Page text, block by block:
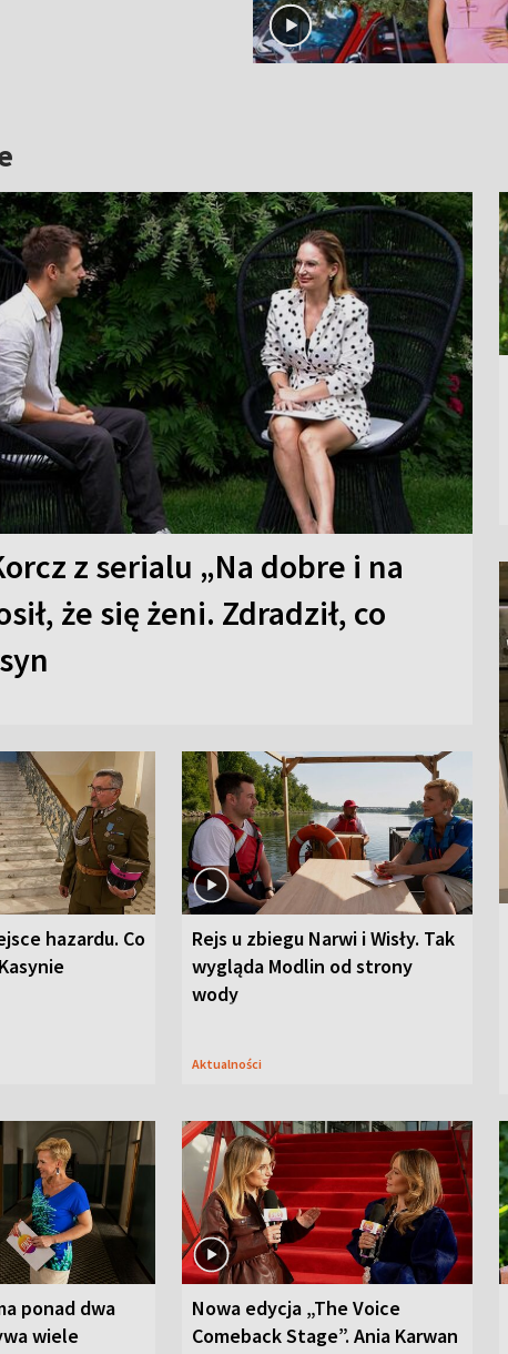
z serialu „Na dobre i na
że się żeni. Zdradził, co
hazardu. Co
Rejs u zbiegu Narwi i Wisły. Tak
wygląda Modlin od strony
wody
Aktualności
ponad dwa
wiele
Nowa edycja „The Voice
Comeback Stage”. Ania Karwan